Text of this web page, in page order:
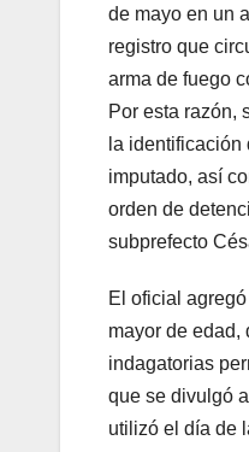
de mayo en un
registro que
arma de fuego
Por esta razón,
la
imputado, así
orden de
subprefecto
El oficial
mayor de
indagatorias
que se divulgó
utilizó el día de